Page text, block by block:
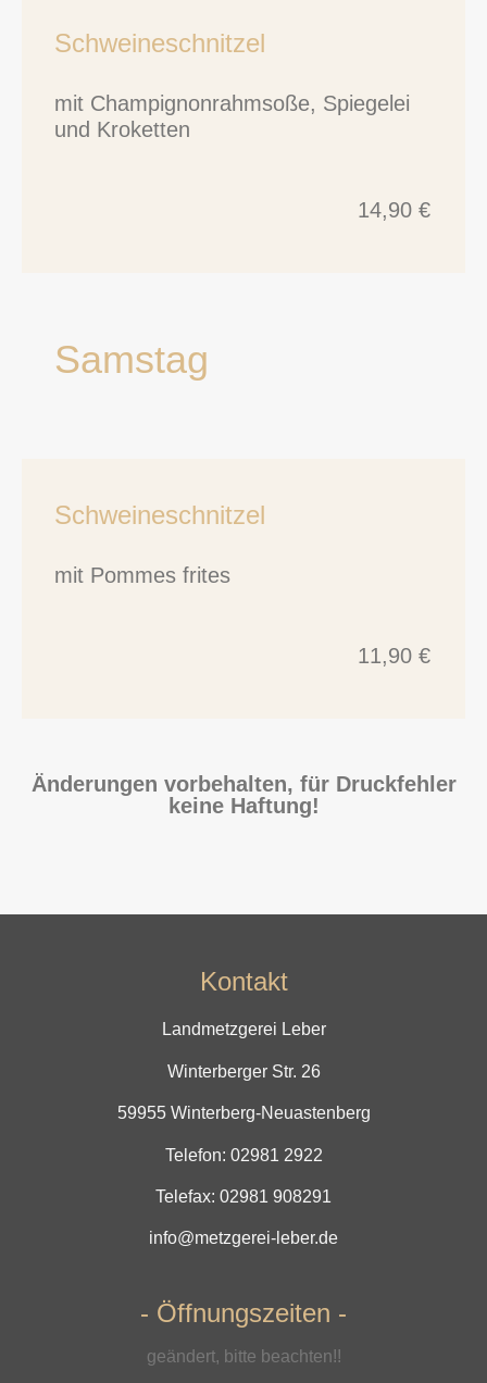
Schweineschnitzel
mit Champignonrahmsoße, Spiegelei
und Kroketten
14,90 €
Samstag
Schweineschnitzel
mit Pommes frites
11,90 €
Änderungen vorbehalten, für Druckfehler
keine Haftung!
Kontakt
Landmetzgerei Leber
Winterberger Str. 26
59955 Winterberg-Neuastenberg
Telefon: 02981 2922
Telefax: 02981 908291
info@metzgerei-leber.de
- Öffnungszeiten -
geändert, bitte beachten!!